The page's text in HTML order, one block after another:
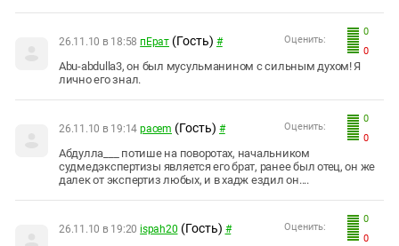
0
0
Оценить:
26.11.10 в 18:58 пЕрат (Гость) #
Abu-abdulla3, он был мусульманином с сильным духом! Я
лично его знал.
0
0
Оценить:
26.11.10 в 19:14 pacem (Гость) #
Абдулла___ потише на поворотах, начальником
судмедэкспертизы является его брат, ранее был отец, он же
далек от экспертиз любых, и в хадж ездил он....
0
0
Оценить:
26.11.10 в 19:20 ispah20 (Гость) #